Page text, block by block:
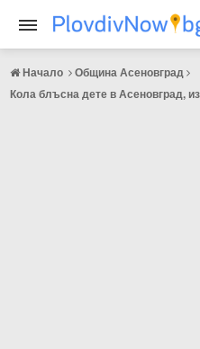
Начало
Община Асеновград
Кола блъсна дете в Асеновград,